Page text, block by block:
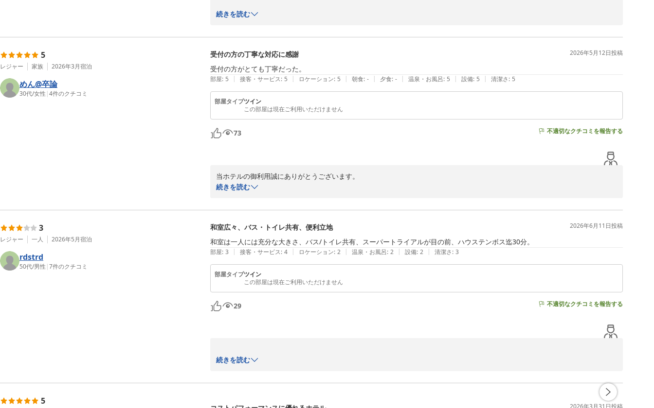
ビジネスホテルみやこ
お客様が気分よく過ごせたということ、又立派な評価をして頂き、大変うれしく思いました。
これからもより一層お客様が気分よく過ごせるように努めて参りますので、
どうぞ伊万里にお越しの際は
またの御利用お待ち申しあげております。
2026-05-15
続きを読む
5
レジャー 家族 2026年3月宿泊
めん@卒論
30代/女性 |4件のクチコミ
受付の方の丁寧な対応に感謝 2026年5月12日投稿
受付の方がとても丁寧だった。
部屋: 5 | 接客・サービス: 5 | ロケーション: 5 | 朝食: - | 夕食: - | 温泉・お風呂: 5 | 設備: 5 | 清潔さ: 5
部屋タイプツイン
この部屋は現在ご利用いただけません
73 不適切なクチコミを報告する
当ホテルの御利用誠にありがとうございます。
ています。
お客さまからは
このようなお声をいただいて大変うれしく思います。これからも　いいお客様との出会いを大切に
お迎えしたいと思います。
またの御利用お待ち申しあげております。
2026-05-15
続きを読む
3
レジャー 一人 2026年5月宿泊
rdstrd
50代/男性 |7件のクチコミ
和室広々、バス・トイレ共有、便利立地 2026年6月11日投稿
和室は一人には充分な大きさ、バス/トイレ共有、スーパートライアルが目の前、ハウステンボス迄30分。
部屋: 3 | 接客・サービス: 4 | ロケーション: 2 | 温泉・お風呂: 2 | 設備: 2 | 清潔さ: 3
部屋タイプツイン
この部屋は現在ご利用いただけません
29 不適切なクチコミを報告する
当ホテルの御利用誠にありがとうございます。
お部屋の広さにご満足頂けたようで大変嬉しく思っております。
お客様の旅にとっても、この利便性がお役に立てたのであれば何よりでございます。
続きを読む
5
2026年3月31日投稿